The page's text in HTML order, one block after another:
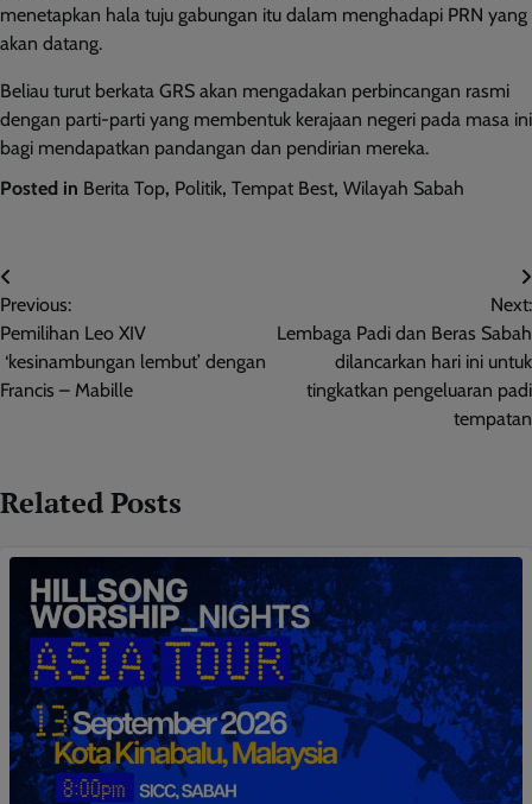
menetapkan hala tuju gabungan itu dalam menghadapi PRN yang
akan datang.
Beliau turut berkata GRS akan mengadakan perbincangan rasmi
dengan parti-parti yang membentuk kerajaan negeri pada masa ini
bagi mendapatkan pandangan dan pendirian mereka.
Posted in Berita Top, Politik, Tempat Best, Wilayah Sabah
Post
navigation
Previous:
Pemilihan Leo XIV
‘kesinambungan lembut’ dengan
Francis – Mabille
Next:
Lembaga Padi dan Beras Sabah
dilancarkan hari ini untuk
tingkatkan pengeluaran padi
tempatan
Related Posts